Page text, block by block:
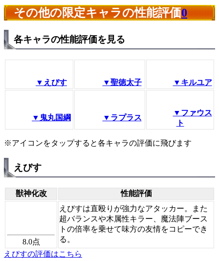
その他の限定キャラの性能評価0
各キャラの性能評価を見る
▼えびす ▼聖徳太子 ▼キルユア
▼鬼丸国綱 ▼ラプラス
▼ファウス
ト
※アイコンをタップすると各キャラの評価に飛びます
えびす
獣神化改 性能評価
8.0点
えびすは直殴りが強力なアタッカー。また
超バランスや木属性キラー、魔法陣ブース
トの倍率を乗せて味方の友情をコピーでき
る。
えびすの評価はこちら